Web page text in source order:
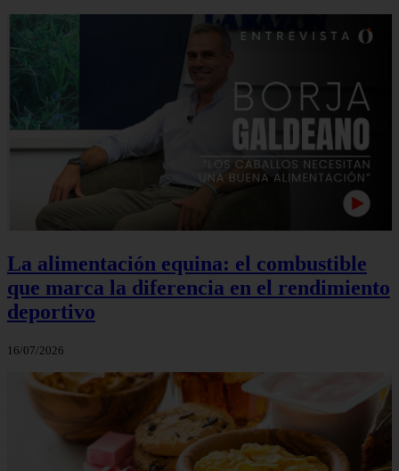
La alimentación equina: el combustible
que marca la diferencia en el rendimiento
deportivo
16/07/2026